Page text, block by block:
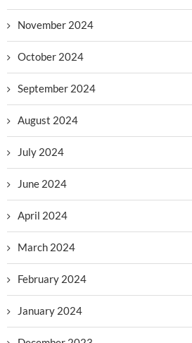
November 2024
October 2024
September 2024
August 2024
July 2024
June 2024
April 2024
March 2024
February 2024
January 2024